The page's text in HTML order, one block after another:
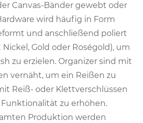
Canvas-Bänder gewebt oder
wird häufig in Form
und anschließend poliert
Gold oder Roségold), um
zu erzielen. Organizer sind mit
vernäht, um ein Reißen zu
Reiß- oder Klettverschlüssen
zu erhöhen.
Produktion werden